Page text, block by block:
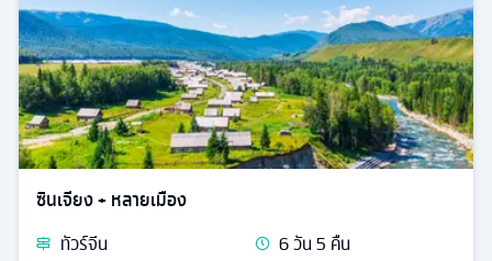
ซินเจียง + หลายเมือง
ทัวร์จีน 6วัน5 คืน